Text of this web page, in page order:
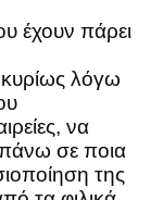
έχουν πάρει
λόγω
να
σε ποια
της